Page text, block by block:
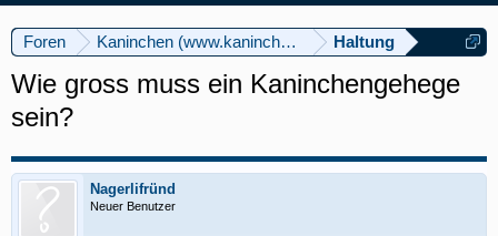
Foren Kaninchen (www.kaninchenforum.ch)
Haltung
Wie gross muss ein Kaninchengehege
sein?
Nagerlifründ
Neuer Benutzer